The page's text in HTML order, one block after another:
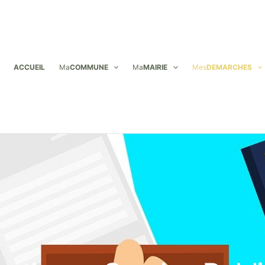
ACCUEIL MaCOMMUNE MaMAIRIE MesDEMARCHES